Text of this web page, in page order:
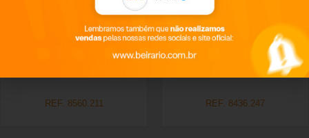
REF. 8560.211 REF. 8436.247